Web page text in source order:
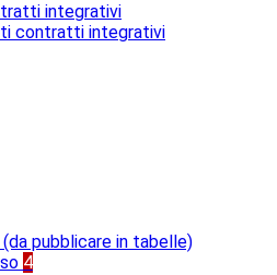
integrativi
contratti integrativi
(da pubblicare in tabelle)
4